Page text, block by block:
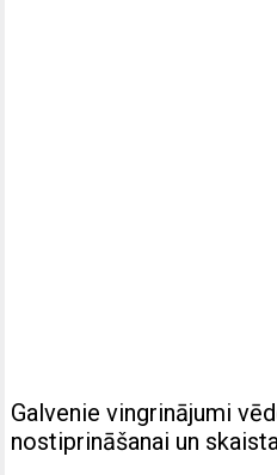
Galvenie vingrinājumi
nostiprināšanai un